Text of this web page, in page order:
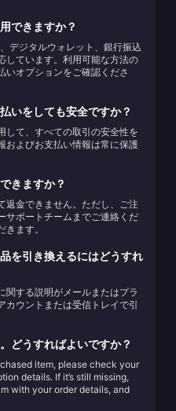
できますか？
デジタルウォレット、銀行振込
しています。利用可能な方法の
いオプションをご確認くださ
いをしても安全ですか？
して、すべての取引の安全性を
およびお支払い情報は常に保護
きますか？
返金できません。ただし、ご注
サポートチームまでご連絡くだ
ます。
を引き換えるにはどうすれ
関する説明がメールまたはプラ
カウントまたは受信トレイで引
どうすればよいですか？
item, please check your
details. If it’s still missing,
with your order details, and